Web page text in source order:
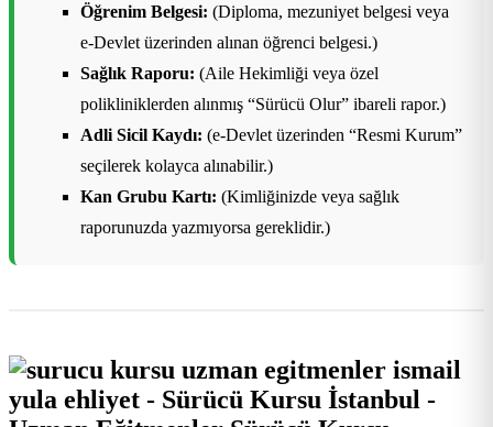
Öğrenim Belgesi: (Diploma, mezuniyet belgesi veya
e-Devlet üzerinden alınan öğrenci belgesi.)
Sağlık Raporu: (Aile Hekimliği veya özel
polikliniklerden alınmış “Sürücü Olur” ibareli rapor.)
Adli Sicil Kaydı: (e-Devlet üzerinden “Resmi Kurum”
seçilerek kolayca alınabilir.)
Kan Grubu Kartı: (Kimliğinizde veya sağlık
raporunuzda yazmıyorsa gereklidir.)